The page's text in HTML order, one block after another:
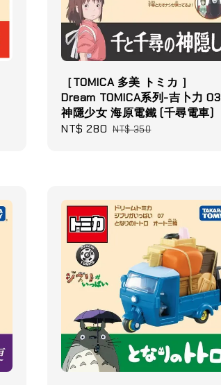
［TOMICA 多美 トミカ ］
Dream TOMICA系列-吉卜力 03
神隱少女 海原電鐵 (千尋電車)
Sale
NT$ 280 Regular
NT$ 350